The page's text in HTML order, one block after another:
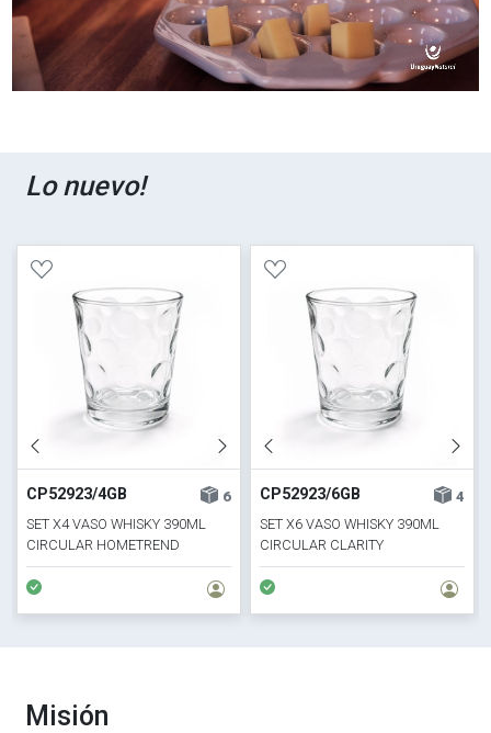
Lo nuevo!
CP52923/4GB
6
SET X4 VASO WHISKY 390ML
CIRCULAR HOMETREND
CP52923/6GB
4
SET X6 VASO WHISKY 390ML
CIRCULAR CLARITY
Misión